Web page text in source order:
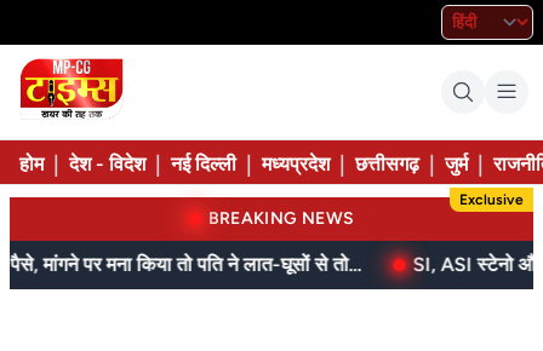
होम देश - विदेश नई दिल्ली मध्यप्रदेश छत्तीसगढ़ जुर्म
BREAKING NEWS
Exclusive
बेटे ने मां को दिए थे पैसे, मांगने पर मना किया तो पति ने लात-घूसों से तोड़ी तिल्ली; गिरफ्तार